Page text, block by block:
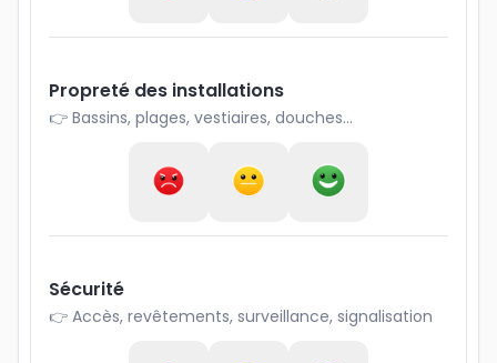
Propreté des installations
👉 Bassins, plages, vestiaires, douches...
Sécurité
👉 Accès, revêtements, surveillance, signalisation